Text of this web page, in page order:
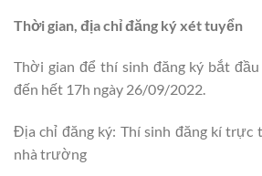
Thời gian, địa chỉ đăng ký xét tuyển
Thời gian để thí sinh đăng ký bắt
đến hết 17h ngày 26/09/2022.
Địa chỉ đăng ký: Thí sinh đăng kí trực
nhà trường